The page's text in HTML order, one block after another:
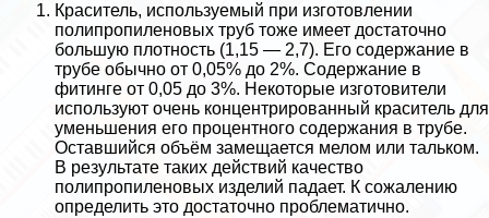
Краситель, используемый при изготовлении
полипропиленовых труб тоже имеет достаточно
большую плотность (1,15 — 2,7). Его содержание в
трубе обычно от 0,05% до 2%. Содержание в
фитинге от 0,05 до 3%. Некоторые изготовители
используют очень концентрированный краситель для
уменьшения его процентного содержания в трубе.
Оставшийся объём замещается мелом или тальком.
В результате таких действий качество
полипропиленовых изделий падает. К сожалению
определить это достаточно проблематично.